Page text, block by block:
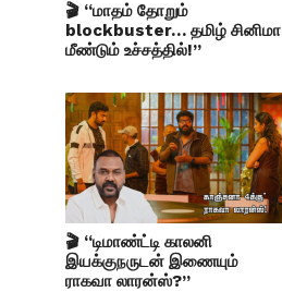
🎬 “மாதம் தோறும்
blockbuster… தமிழ் சினிமா
மீண்டும் உச்சத்தில்!”
🎬 “டிமாண்ட்டி காலனி
இயக்குநருடன் இணையும்
ராகவா லாரன்ஸ்?”